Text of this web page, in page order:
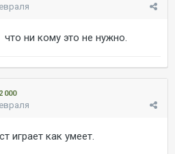
ни кому это не нужно.
2 000
играет как умеет.